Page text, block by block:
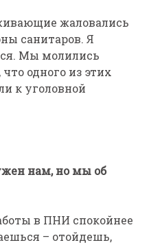
жаловались
санитаров. Я
Мы молились
одного из этих
к уголовной
нам, но мы об
в ПНИ спокойнее
– отойдешь,